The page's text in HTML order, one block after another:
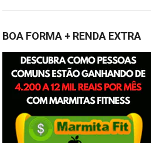
BOA FORMA + RENDA EXTRA